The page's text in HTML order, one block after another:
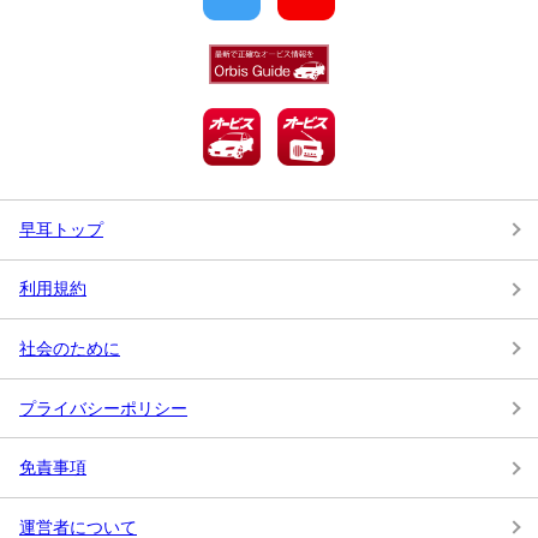
早耳トップ
利用規約
社会のために
プライバシーポリシー
免責事項
運営者について